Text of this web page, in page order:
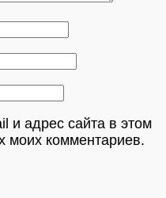
и адрес сайта в этом
моих комментариев.